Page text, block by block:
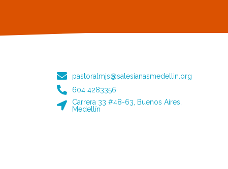
pastoralmjs@salesianasmedellin.org
604 4283356
Carrera 33 #48-63, Buenos Aires,
Medellín